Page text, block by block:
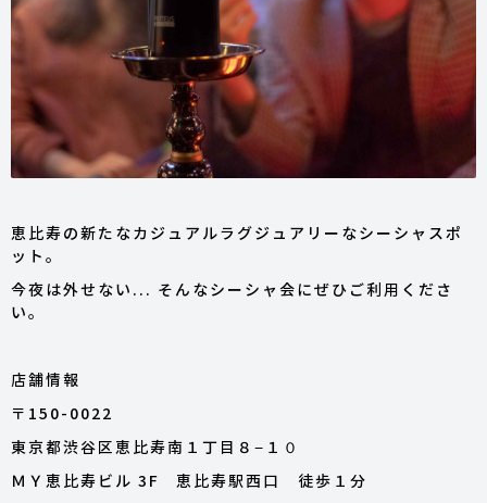
恵比寿の新たなカジュアルラグジュアリーなシーシャスポ
ット。
今夜は外せない... そんなシーシャ会にぜひご利用くださ
い。
店舗情報
〒150-0022
東京都渋谷区恵比寿南１丁目８−１０
ＭＹ恵比寿ビル 3F ​恵比寿駅西口 徒歩１分